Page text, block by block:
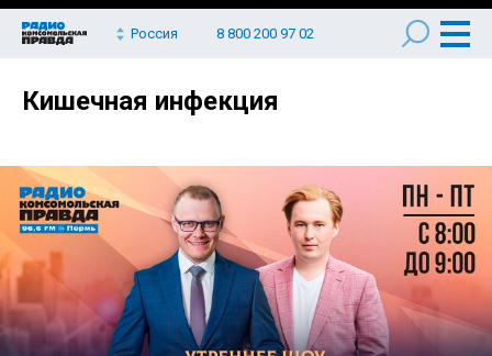
Россия 8 800 200 97 02
Кишечная инфекция